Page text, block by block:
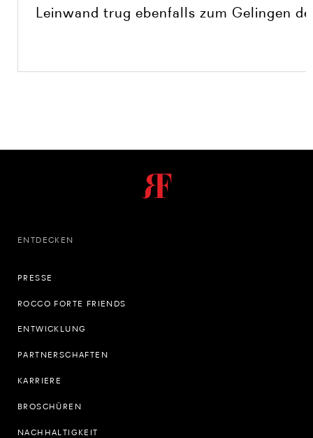
Leinwand trug ebenfalls zum Gelingen
ENTDECKEN
PRESSE
ROCCO FORTE FRIENDS
ENTWICKLUNG
PARTNERSCHAFTEN
KARRIERE
BROSCHÜREN
NACHHALTIGKEIT